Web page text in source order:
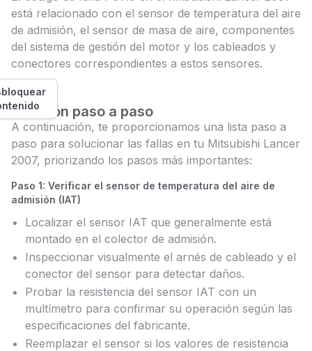
está relacionado con el sensor de temperatura del aire
de admisión, el sensor de masa de aire, componentes
del sistema de gestión del motor y los cableados y
conectores correspondientes a estos sensores.
Solución paso a paso
A continuación, te proporcionamos una lista paso a
paso para solucionar las fallas en tu Mitsubishi Lancer
2007, priorizando los pasos más importantes:
Paso 1: Verificar el sensor de temperatura del aire de
admisión (IAT)
Localizar el sensor IAT que generalmente está
montado en el colector de admisión.
Inspeccionar visualmente el arnés de cableado y el
conector del sensor para detectar daños.
Probar la resistencia del sensor IAT con un
multímetro para confirmar su operación según las
especificaciones del fabricante.
Reemplazar el sensor si los valores de resistencia